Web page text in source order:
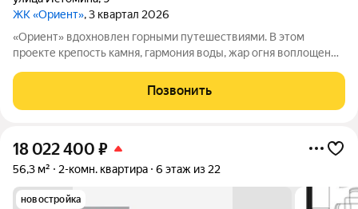
ЖК «Ориент», 3 квартал 2026
«Ориент» вдохновлен горными путешествиями. В этом
проекте крепость камня, гармония воды, жар огня воплощены
технологиями. Здесь вы получите повседневность,
наполненную яркими моментами и приятной
Позвонить
18 022 400 ₽
56,3 м² 2-комн. квартира 6 этаж из 22
новостройка